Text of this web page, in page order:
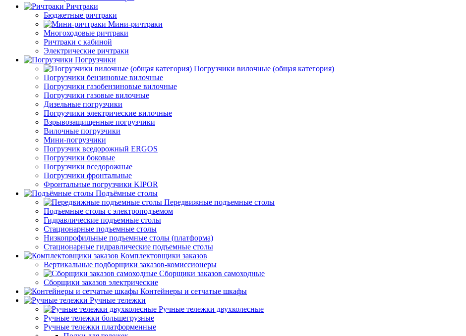
Ричтраки
Бюджетные ричтраки
Мини-ричтраки
Многоходовые ричтраки
Ричтраки с кабиной
Электрические ричтраки
Погрузчики
Погрузчики вилочные (общая категория)
Погрузчики бензиновые вилочные
Погрузчики газобензиновые вилочные
Погрузчики газовые вилочные
Дизельные погрузчики
Погрузчики электрические вилочные
Взрывозащищенные погрузчики
Вилочные погрузчики
Мини-погрузчики
Погрузчик вседорожный ERGOS
Погрузчики боковые
Погрузчики вседорожные
Погрузчики фронтальные
Фронтальные погрузчики KIPOR
Подъёмные столы
Передвижные подъемные столы
Подъемные столы с электроподъемом
Гидравлические подъемные столы
Стационарные подъемные столы
Низкопрофильные подъемные столы (платформа)
Стационарные гидравлические подъемные столы
Комплектовщики заказов
Вертикальные подборщики заказов-комиссионеры
Сборщики заказов самоходные
Сборщики заказов электрические
Контейнеры и сетчатые шкафы
Ручные тележки
Ручные тележки двухколесные
Ручные тележки большегрузные
Ручные тележки платформенные